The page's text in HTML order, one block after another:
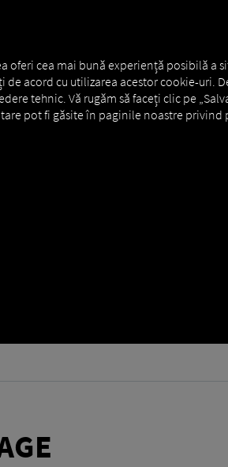
oferi cea mai bună experiență posibilă a
de acord cu utilizarea acestor cookie-uri.
tehnic. Vă rugăm să faceți clic pe
pot fi găsite în paginile noastre